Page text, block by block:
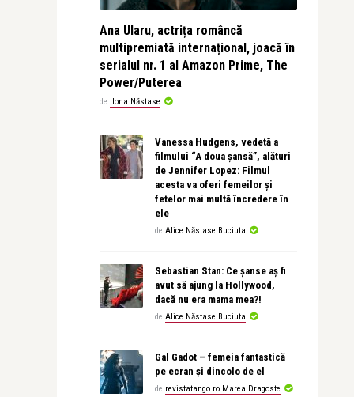
Ana Ularu, actrița româncă
multipremiată internațional, joacă în
serialul nr. 1 al Amazon Prime, The
Power/Puterea
de Ilona Năstase
Vanessa Hudgens, vedetă a
filmului “A doua șansă”, alături
de Jennifer Lopez: Filmul
acesta va oferi femeilor și
fetelor mai multă încredere în
ele
de Alice Năstase Buciuta
Sebastian Stan: Ce șanse aș fi
avut să ajung la Hollywood,
dacă nu era mama mea?!
de Alice Năstase Buciuta
Gal Gadot – femeia fantastică
pe ecran și dincolo de el
de revistatango.ro Marea Dragoste